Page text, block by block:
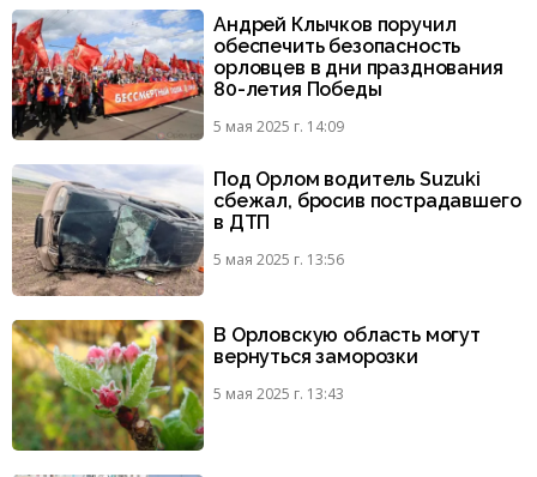
Андрей Клычков поручил
обеспечить безопасность
орловцев в дни празднования
80-летия Победы
5 мая 2025 г. 14:09
Под Орлом водитель Suzuki
сбежал, бросив пострадавшего
в ДТП
5 мая 2025 г. 13:56
В Орловскую область могут
вернуться заморозки
5 мая 2025 г. 13:43